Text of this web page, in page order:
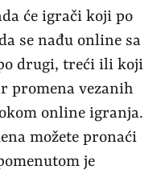
će igrači koji po
se nađu online sa
drugi, treći ili koji
promena vezanih
online igranja.
možete pronaći
je